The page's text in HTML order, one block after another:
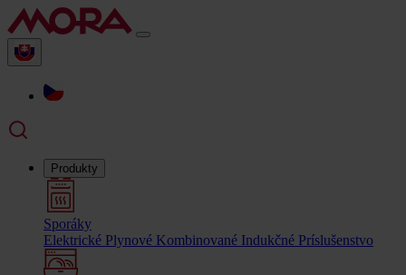
Produkty
Sporáky
Elektrické Plynové Kombinované Indukčné Príslušenstvo